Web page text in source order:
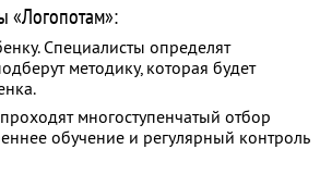
«Логопотам»:
Специалисты определят
методику, которая будет
многоступенчатый отбор
обучение и регулярный контроль